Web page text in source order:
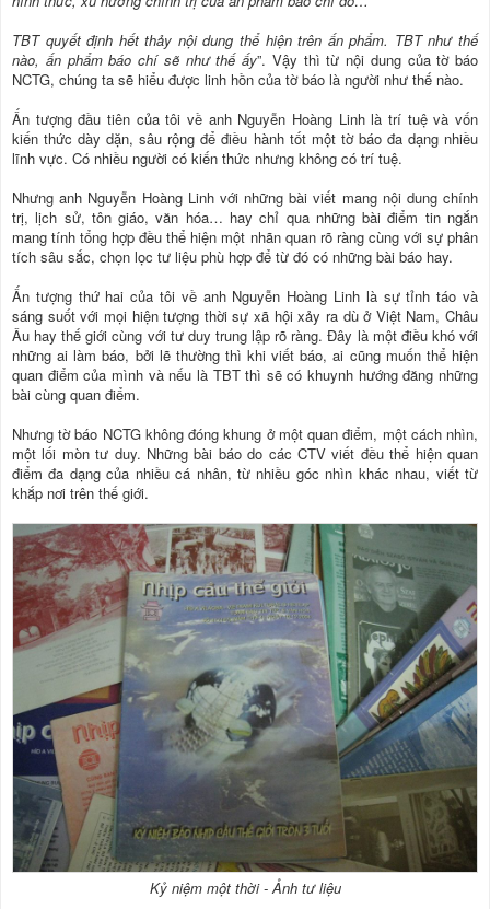
TBT quyết định hết thảy nội dung thể hiện trên ấn phẩm. TBT như thế
nào, ấn phẩm báo chí sẽ như thế ấy”. Vậy thì từ nội dung của tờ báo
NCTG, chúng ta sẽ hiểu được linh hồn của tờ báo là người như thế nào.
Ấn tượng đầu tiên của tôi về anh Nguyễn Hoàng Linh là trí tuệ và vốn
kiến thức dày dặn, sâu rộng để điều hành tốt một tờ báo đa dạng nhiều
lĩnh vực. Có nhiều người có kiến thức nhưng không có trí tuệ.
Nhưng anh Nguyễn Hoàng Linh với những bài viết mang nội dung chính
trị, lịch sử, tôn giáo, văn hóa… hay chỉ qua những bài điểm tin ngắn
mang tính tổng hợp đều thể hiện một nhãn quan rõ ràng cùng với sự phân
tích sâu sắc, chọn lọc tư liệu phù hợp để từ đó có những bài báo hay.
Ấn tượng thứ hai của tôi về anh Nguyễn Hoàng Linh là sự tỉnh táo và
sáng suốt với mọi hiện tượng thời sự xã hội xảy ra dù ở Việt Nam, Châu
Âu hay thế giới cùng với tư duy trung lập rõ ràng. Đây là một điều khó với
những ai làm báo, bởi lẽ thường thì khi viết báo, ai cũng muốn thể hiện
quan điểm của mình và nếu là TBT thì sẽ có khuynh hướng đăng những
bài cùng quan điểm.
Nhưng tờ báo NCTG không đóng khung ở một quan điểm, một cách nhìn,
một lối mòn tư duy. Những bài báo do các CTV viết đều thể hiện quan
điểm đa dạng của nhiều cá nhân, từ nhiều góc nhìn khác nhau, viết từ
khắp nơi trên thế giới.
Kỷ niệm một thời - Ảnh tư liệu